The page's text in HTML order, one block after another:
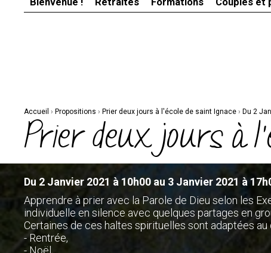
Accueil › Propositions › Prier deux jours à l'école de saint Ignace › Du 2
Prier deux jours à
Du 2 Janvier 2021 à 10h00 au 3 Janvier 2021 à
Apprendre à prier avec la Parole de Dieu selon les
individuelle en silence avec quelques partages en
Certaines de ces haltes spirituelles sont adaptées au
- Rentrée,
- Noël,...